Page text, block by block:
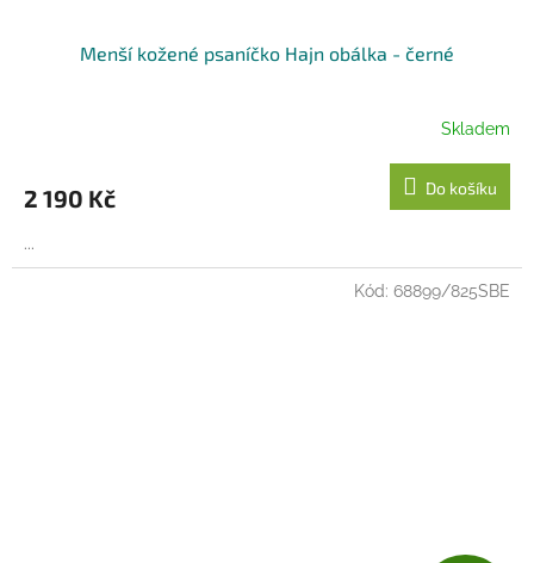
Menší kožené psaníčko Hajn obálka - černé
Skladem
2 190 Kč Do košíku
...
Kód: 68899/825SBE